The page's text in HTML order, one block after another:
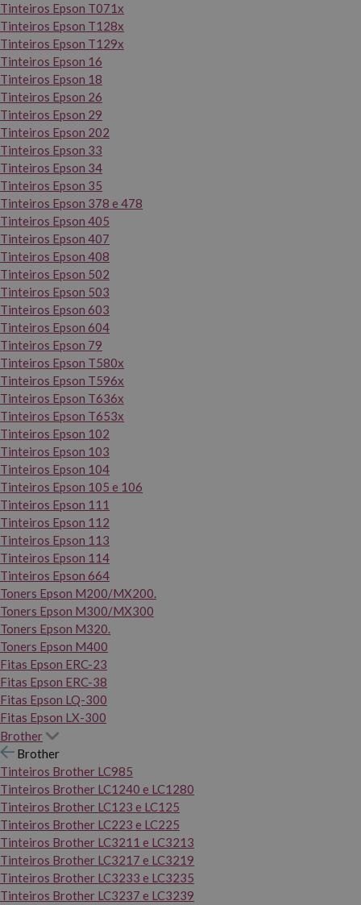
Tinteiros Epson T071x
Tinteiros Epson T128x
Tinteiros Epson T129x
Tinteiros Epson 16
Tinteiros Epson 18
Tinteiros Epson 26
Tinteiros Epson 29
Tinteiros Epson 202
Tinteiros Epson 33
Tinteiros Epson 34
Tinteiros Epson 35
Tinteiros Epson 378 e 478
Tinteiros Epson 405
Tinteiros Epson 407
Tinteiros Epson 408
Tinteiros Epson 502
Tinteiros Epson 503
Tinteiros Epson 603
Tinteiros Epson 604
Tinteiros Epson 79
Tinteiros Epson T580x
Tinteiros Epson T596x
Tinteiros Epson T636x
Tinteiros Epson T653x
Tinteiros Epson 102
Tinteiros Epson 103
Tinteiros Epson 104
Tinteiros Epson 105 e 106
Tinteiros Epson 111
Tinteiros Epson 112
Tinteiros Epson 113
Tinteiros Epson 114
Tinteiros Epson 664
Toners Epson M200/MX200.
Toners Epson M300/MX300
Toners Epson M320.
Toners Epson M400
Fitas Epson ERC-23
Fitas Epson ERC-38
Fitas Epson LQ-300
Fitas Epson LX-300
Brother
Brother
Tinteiros Brother LC985
Tinteiros Brother LC1240 e LC1280
Tinteiros Brother LC123 e LC125
Tinteiros Brother LC223 e LC225
Tinteiros Brother LC3211 e LC3213
Tinteiros Brother LC3217 e LC3219
Tinteiros Brother LC3233 e LC3235
Tinteiros Brother LC3237 e LC3239